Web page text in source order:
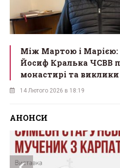
Між Мартою і Марією:
Йосиф Кралька ЧСВВ
монастирі та
14 Лютого 2026 в 18:19
АНОНСИ